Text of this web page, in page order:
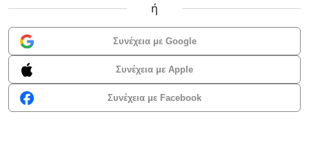
ή
Συνέχεια με Google
Συνέχεια με Apple
Συνέχεια με Facebook